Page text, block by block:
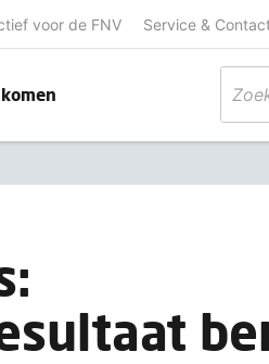
voor de FNV Service &